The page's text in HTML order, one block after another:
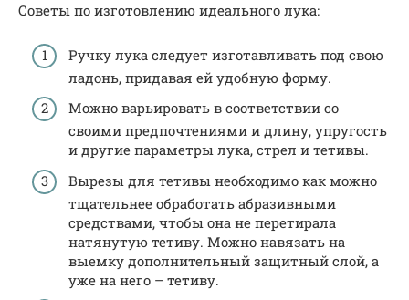
Советы по изготовлению идеального лука:
Ручку лука следует изготавливать под свою
ладонь, придавая ей удобную форму.
Можно варьировать в соответствии со
своими предпочтениями и длину, упругость
и другие параметры лука, стрел и тетивы.
Вырезы для тетивы необходимо как можно
тщательнее обработать абразивными
средствами, чтобы она не перетирала
натянутую тетиву. Можно навязать на
выемку дополнительный защитный слой, а
уже на него – тетиву.